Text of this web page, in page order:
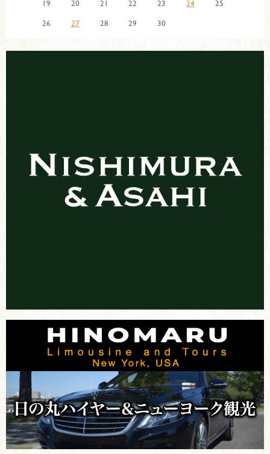
19
20 21 22 23 24
25
26
27 28 29 30